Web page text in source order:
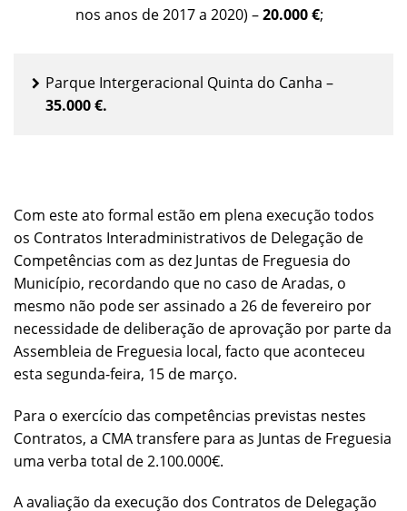
nos anos de 2017 a 2020) –20.000 €;
Parque Intergeracional Quinta do Canha –
35.000 €.
Com este ato formal estão em plena execução todos
os Contratos Interadministrativos de Delegação de
Competências com as dez Juntas de Freguesia do
Município, recordando que no caso de Aradas, o
mesmo não pode ser assinado a 26 de fevereiro por
necessidade de deliberação de aprovação por parte da
Assembleia de Freguesia local, facto que aconteceu
esta segunda-feira, 15 de março.
Para o exercício das competências previstas nestes
Contratos, a CMA transfere para as Juntas de Freguesia
uma verba total de 2.100.000€.
A avaliação da execução dos Contratos de Delegação